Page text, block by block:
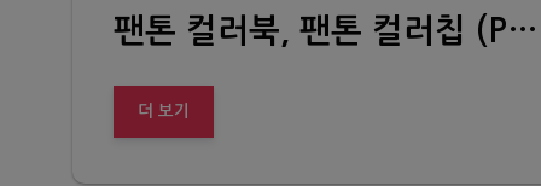
팬톤 컬러북, 팬톤 컬러칩 (PANTONE Paints+Interiors color guide book, color chip)
더 보기